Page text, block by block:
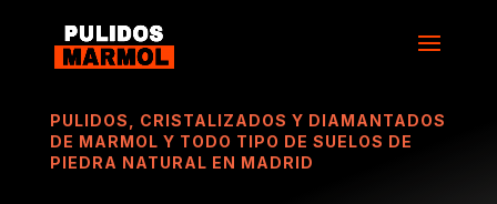
PULIDOS, CRISTALIZADOS Y DIAMANTADOS
DE MARMOL Y TODO TIPO DE SUELOS DE
PIEDRA NATURAL EN MADRID